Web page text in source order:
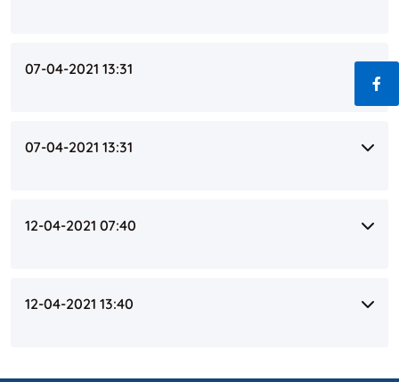
07-04-2021 13:31
07-04-2021 13:31
12-04-2021 07:40
12-04-2021 13:40